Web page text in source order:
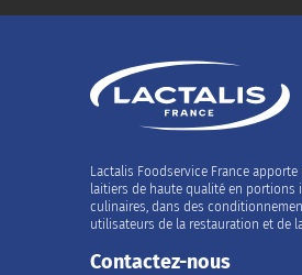
Lactalis Foodservice France
laitiers de haute qualité en portions
culinaires, dans des
utilisateurs de la restauration et de
Contactez-nous